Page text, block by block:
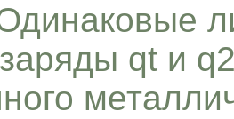
qt и